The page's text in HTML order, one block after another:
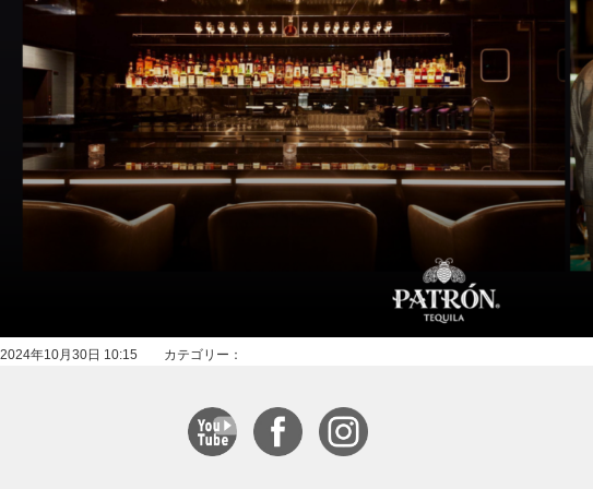
2024年10月30日 10:15 カテゴリー：